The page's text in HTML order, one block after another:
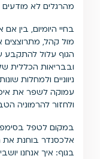
מהרגלים לא מודעים
בחיי היומיום, בין
מול קהל, מתרוצצים
הגוף עלול להתקבע
ובבריאות הכללית
ניווניים ולמחלות
עמוקה לשפר את
ולחזור להרמוניה
במקום לטפל
אלכסנדר בוחנת את
בגוף: איך אנחנו